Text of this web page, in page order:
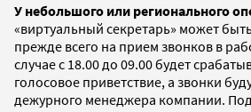
У небольшого или регионального
«виртуальный секретарь» может
прежде всего на прием звонков в
случае с 18.00 до 09.00 будет
голосовое приветствие, а звонки
дежурного менеджера компании.